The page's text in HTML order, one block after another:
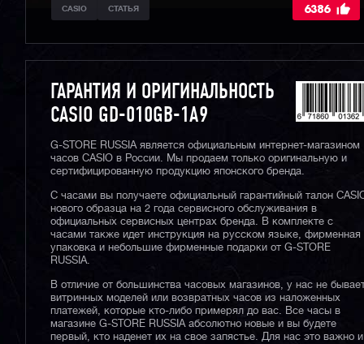
CASIO СТАТЬЯ 6386
ГАРАНТИЯ И ОРИГИНАЛЬНОСТЬ
CASIO GD-010GB-1A9
G-STORE RUSSIA является официальным интернет-магазином
часов CASIO в России. Мы продаем только оригинальную и
сертифицированную продукцию японского бренда.
С часами вы получаете официальный гарантийный талон
нового образца на 2 года сервисного обслуживания в
официальных сервисных центрах бренда. В комплекте с
часами также идет инструкция на русском языке, фирменная
упаковка и небольшие фирменные подарки от G-STORE
RUSSIA.
В отличие от большинства часовых магазинов, у нас не
витринных моделей или возвратных часов из наложенных
платежей, которые кто-либо примерял до вас. Все часы в
магазине G-STORE RUSSIA абсолютно новые и вы будете
первый, кто наденет их на свое запястье. Для нас это важно и